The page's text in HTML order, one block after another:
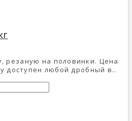
резаную на половинки. Цена
доступен любой дробный в..